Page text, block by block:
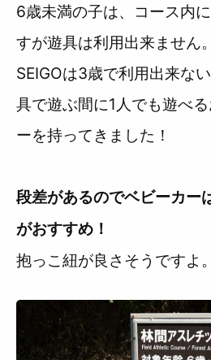
6歳未満の子は、コース内
すが遊具は利用出来ません。
SEIGOは3歳で利用出来な
具で遊ぶ間に1人でも遊べ
ーを持ってきました！
段差があるのでベビーカー
がおすすめ！
抱っこ紐が良さそうですよ。